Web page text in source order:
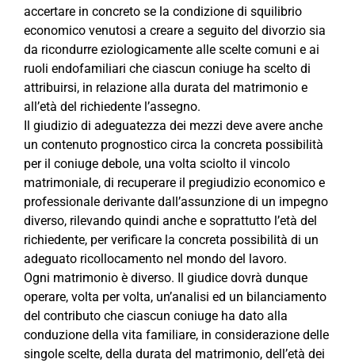
accertare in concreto se la condizione di squilibrio
economico venutosi a creare a seguito del divorzio sia
da ricondurre eziologicamente alle scelte comuni e ai
ruoli endofamiliari che ciascun coniuge ha scelto di
attribuirsi, in relazione alla durata del matrimonio e
all’età del richiedente l’assegno.
Il giudizio di adeguatezza dei mezzi deve avere anche
un contenuto prognostico circa la concreta possibilità
per il coniuge debole, una volta sciolto il vincolo
matrimoniale, di recuperare il pregiudizio economico e
professionale derivante dall’assunzione di un impegno
diverso, rilevando quindi anche e soprattutto l’età del
richiedente, per verificare la concreta possibilità di un
adeguato ricollocamento nel mondo del lavoro.
Ogni matrimonio è diverso. Il giudice dovrà dunque
operare, volta per volta, un’analisi ed un bilanciamento
del contributo che ciascun coniuge ha dato alla
conduzione della vita familiare, in considerazione delle
singole scelte, della durata del matrimonio, dell’età dei